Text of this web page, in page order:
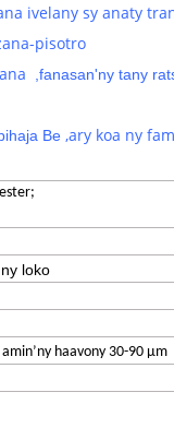
ivelany sy anaty
pisotro
fanasan'ny tany
Be ,ary koa ny
loko
haavony 30-90 μm